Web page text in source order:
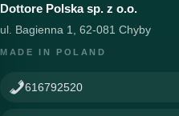
Dottore Polska sp. z o.o.
ul. Bagienna 1, 62-081 Chyby
MADE IN POLAND
616792520